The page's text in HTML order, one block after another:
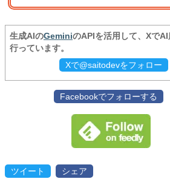
生成AIのGeminiのAPIを活用して、Xで
行っています。
Xで@saitodevをフォロー
Facebookでフォローする
ツイート シェア